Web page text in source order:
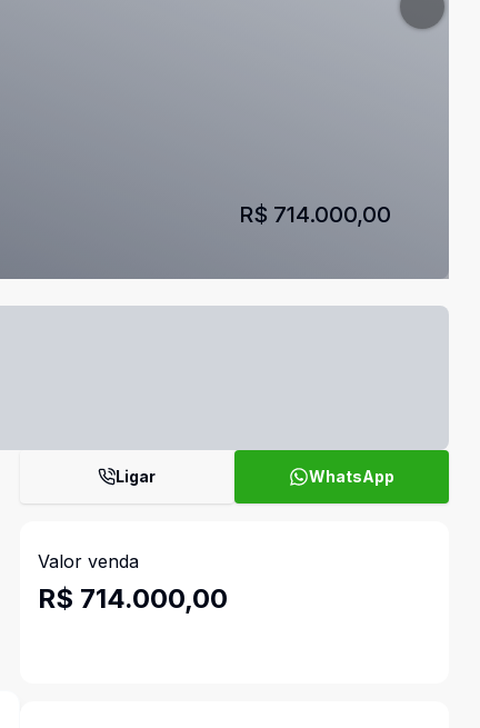
R$ 714.000,00
Ligar WhatsApp
Valor venda
R$ 714.000,00